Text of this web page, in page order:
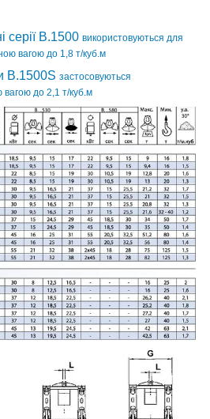
серії B.1500 використовуються для
вагою до 1,8 т/куб.м
B.1500S застосовуються
вагою до 2,1 т/куб.м